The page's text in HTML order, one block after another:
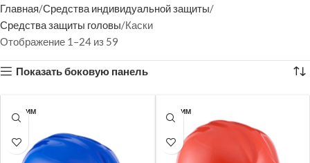
Главная Средства индивидуальной защиты
Средства защиты головы Каски
Отображение 1–24 из 59
Показать боковую панель
ТК РИМ ТК РИМ